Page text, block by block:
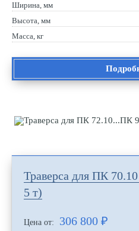
Ширина, мм
Высота, мм
Масса, кг
Траверса для ПК
5 т)
Цена от: 306 800 ₽